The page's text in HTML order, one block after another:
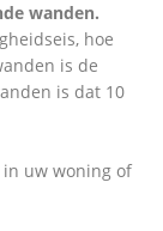
wanden.
hoe
is de
is dat 10
in uw woning of